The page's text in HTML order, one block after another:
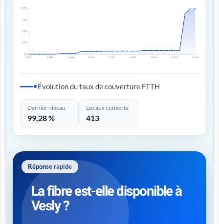
0%
25%
50%
75%
100%
T4 2017 T4 2018 T4 2019 T4 2020 T4 2021 T4 2022 T4 2023 T4 2024 T4 2025
Évolution du taux de couverture FTTH
Dernier niveau
99,28 %
Locaux couverts
413
Réponse rapide
La fibre est-elle disponible à
Vesly ?